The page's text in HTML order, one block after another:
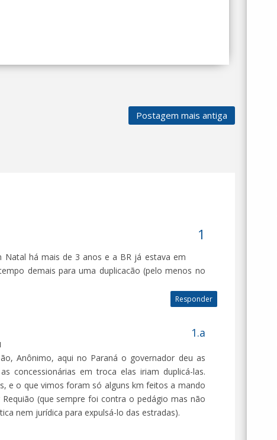
Postagem mais antiga
Natal há mais de 3 anos e a BR já estava em
demais para uma duplicacão (pelo menos no
Responder
Anônimo, aqui no Paraná o governador deu as
concessionárias em troca elas iriam duplicá-las.
e o que vimos foram só alguns km feitos a mando
(que sempre foi contra o pedágio mas não
nem jurídica para expulsá-lo das estradas).